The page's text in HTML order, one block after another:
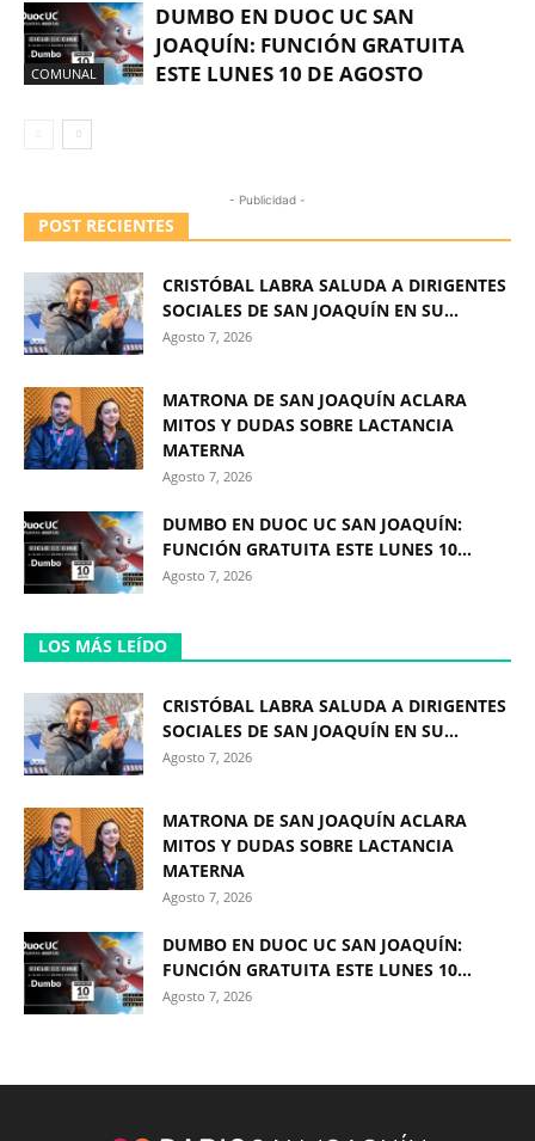
COMUNAL
DUMBO EN DUOC UC SAN
JOAQUÍN: FUNCIÓN GRATUITA
ESTE LUNES 10 DE AGOSTO
- Publicidad -
POST RECIENTES
CRISTÓBAL LABRA SALUDA A DIRIGENTES
SOCIALES DE SAN JOAQUÍN EN SU...
Agosto 7, 2026
MATRONA DE SAN JOAQUÍN ACLARA
MITOS Y DUDAS SOBRE LACTANCIA
MATERNA
Agosto 7, 2026
DUMBO EN DUOC UC SAN JOAQUÍN:
FUNCIÓN GRATUITA ESTE LUNES 10...
Agosto 7, 2026
LOS MÁS LEÍDO
CRISTÓBAL LABRA SALUDA A DIRIGENTES
SOCIALES DE SAN JOAQUÍN EN SU...
Agosto 7, 2026
MATRONA DE SAN JOAQUÍN ACLARA
MITOS Y DUDAS SOBRE LACTANCIA
MATERNA
Agosto 7, 2026
DUMBO EN DUOC UC SAN JOAQUÍN:
FUNCIÓN GRATUITA ESTE LUNES 10...
Agosto 7, 2026